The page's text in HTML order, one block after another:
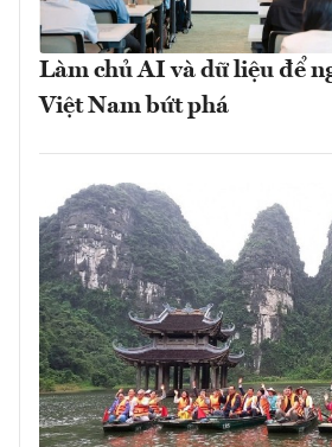
Làm chủ AI và dữ liệu để
Việt Nam bứt phá